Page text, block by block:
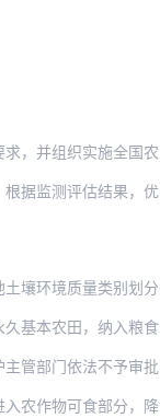
用地土壤环境监测工作。
利用措施，并将监测结果及…
地划分为优先保护类、安全…
和重要农产品生产保护区建…
地土壤污染的建设项目环境…
，降低农产品超标风险。